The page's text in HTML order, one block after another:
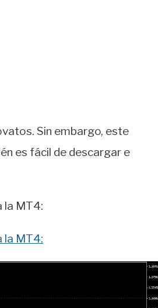
Sin embargo, este
es fácil de descargar e
la MT4:
la MT4: